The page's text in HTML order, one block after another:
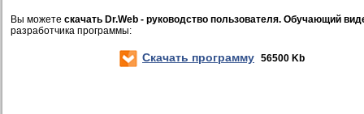
Вы можете скачать Dr.Web - руководство пользователя. Обучающий
разработчика программы:
Скачать программу 56500 Kb